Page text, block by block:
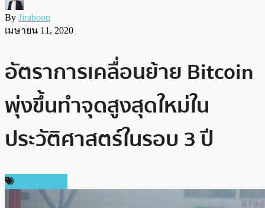
By Jiraboon
เมษายน 11, 2020
อัตราการเคลื่อนย้าย Bitcoin
พุ่งขึ้นทำจุดสูงสุดใหม่ใน
ประวัติศาสตร์ในรอบ 3 ปี